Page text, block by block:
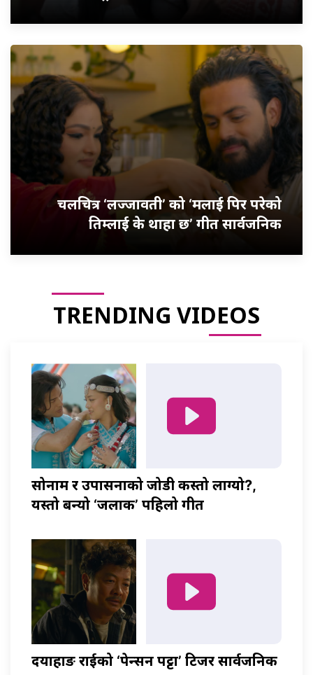
चलचित्र ‘लज्जावती’ को ‘मलाई पिर परेको
तिम्लाई के थाहा छ’ गीत सार्वजनिक
TRENDING VIDEOS
सोनाम र उपासनाको जोडी कस्तो लाग्यो?,
यस्तो बन्यो ‘जलाकी’ पहिलो गीत
दयाहाङ राईको ‘पेन्सन पट्टा’ टिजर सार्वजनिक